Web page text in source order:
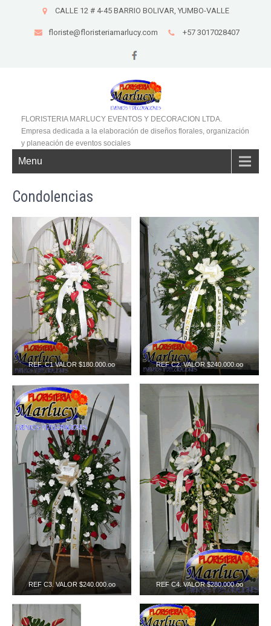
CALLE 12 # 4-45 BARRIO BOLIVAR, YUMBO-VALLE
floriste@floristeriamarlucy.com +57 3017028407
FLORISTERIA MARLUCY EVENTOS Y DECORACION LTDA.
Empresa dedicada a la elaboración de diseños florales, organización
y planeación de eventos sociales
Menu
Condolencias
REF. C1 VALOR $180.000.oo REF C2. VALOR $240.000.oo
REF C3. VALOR $240.000.oo REF C4. VALOR $280.000.oo